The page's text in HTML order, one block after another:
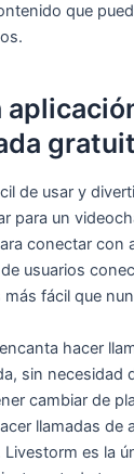
que
de usar y
para un
conectar con
usuarios
fácil que
hacer
sin necesidad
cambiar de
llamadas de
es la